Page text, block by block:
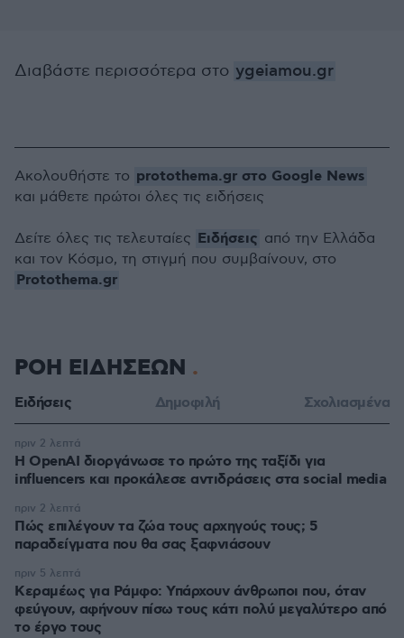
Διαβάστε περισσότερα στο ygeiamou.gr
Ακολουθήστε το protothema.gr στο Google News
και μάθετε πρώτοι όλες τις ειδήσεις
Δείτε όλες τις τελευταίες Ειδήσεις από την Ελλάδα
και τον Κόσμο, τη στιγμή που συμβαίνουν, στο
Protothema.gr
ΡΟΗ ΕΙΔΗΣΕΩΝ
Ειδήσεις Δημοφιλή Σχολιασμένα
Η OpenAI διοργάνωσε το πρώτο της ταξίδι για
influencers και προκάλεσε αντιδράσεις στα social media
πριν 2 λεπτά
Πώς επιλέγουν τα ζώα τους αρχηγούς τους; 5
παραδείγματα που θα σας ξαφνιάσουν
πριν 2 λεπτά
Κεραμέως για Ράμφο: Υπάρχουν άνθρωποι που, όταν
φεύγουν, αφήνουν πίσω τους κάτι πολύ μεγαλύτερο από
το έργο τους
πριν 5 λεπτά